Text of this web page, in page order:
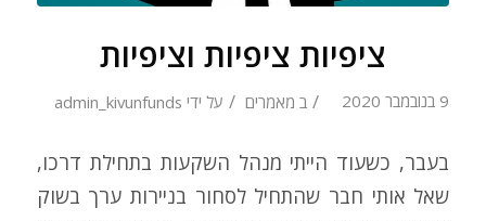
ציפיות ציפיות וציפיות
9 בנובמבר 2020 / ב מאמרים / על ידי admin_kivunfunds
בעבר, כשעוד הייתי מנהל השקעות בתחילת דרכו,
שאל אותי חבר שהתחיל לסחור בניירות ערך בשוק